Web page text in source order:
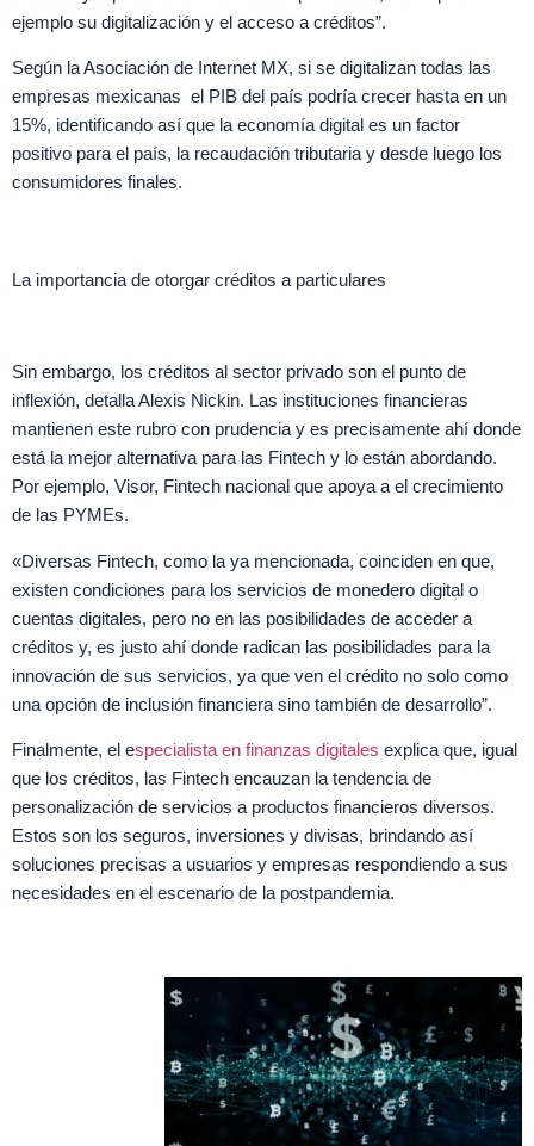
ejemplo su digitalización y el acceso a créditos”.
Según la Asociación de Internet MX, si se digitalizan todas las
empresas mexicanas el PIB del país podría crecer hasta en un
15%, identificando así que la economía digital es un factor
positivo para el país, la recaudación tributaria y desde luego los
consumidores finales.
La importancia de otorgar créditos a particulares
Sin embargo, los créditos al sector privado son el punto de
inflexión, detalla Alexis Nickin. Las instituciones financieras
mantienen este rubro con prudencia y es precisamente ahí donde
está la mejor alternativa para las Fintech y lo están abordando.
Por ejemplo, Visor, Fintech nacional que apoya a el crecimiento
de las PYMEs.
«Diversas Fintech, como la ya mencionada, coinciden en que,
existen condiciones para los servicios de monedero digital o
cuentas digitales, pero no en las posibilidades de acceder a
créditos y, es justo ahí donde radican las posibilidades para la
innovación de sus servicios, ya que ven el crédito no solo como
una opción de inclusión financiera sino también de desarrollo”.
Finalmente, el especialista en finanzas digitales explica que, igual
que los créditos, las Fintech encauzan la tendencia de
personalización de servicios a productos financieros diversos.
Estos son los seguros, inversiones y divisas, brindando así
soluciones precisas a usuarios y empresas respondiendo a sus
necesidades en el escenario de la postpandemia.